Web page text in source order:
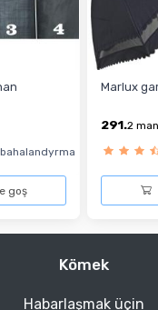
bahalandyrma
goş
Marlux
291.2 man
Kömek
Habarlaşmak üçin